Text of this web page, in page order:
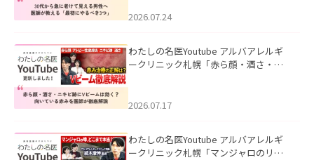
た。
2026.07.24
わたしの名医Youtube アルバアレルギ
ークリニック札幌「赤ら顔・酒さ・ニ
した。
2026.07.17
わたしの名医Youtube アルバアレルギ
ークリニック札幌「マンジャロのリア